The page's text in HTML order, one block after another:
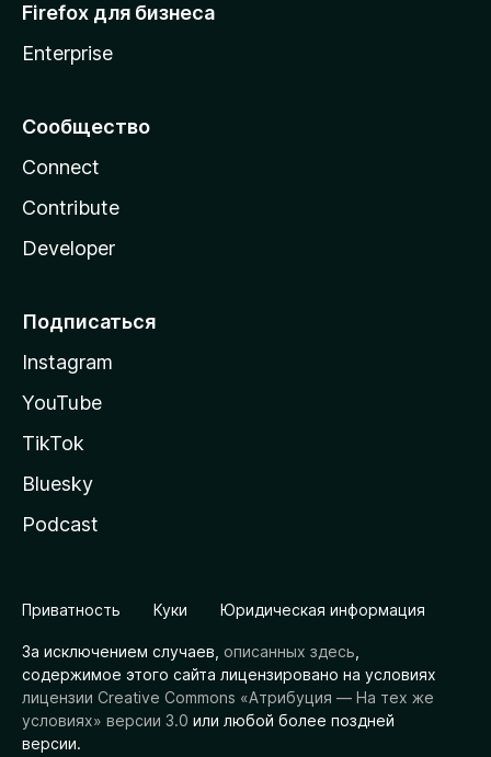
Firefox для бизнеса
Enterprise
Сообщество
Connect
Contribute
Developer
Подписаться
Instagram
YouTube
TikTok
Bluesky
Podcast
Приватность Куки Юридическая информация
За исключением случаев, описанных здесь
содержимое этого сайта лицензировано на условиях
лицензии Creative Commons «Атрибуция — На тех же
условиях» версии 3.0 или любой более поздней
версии.